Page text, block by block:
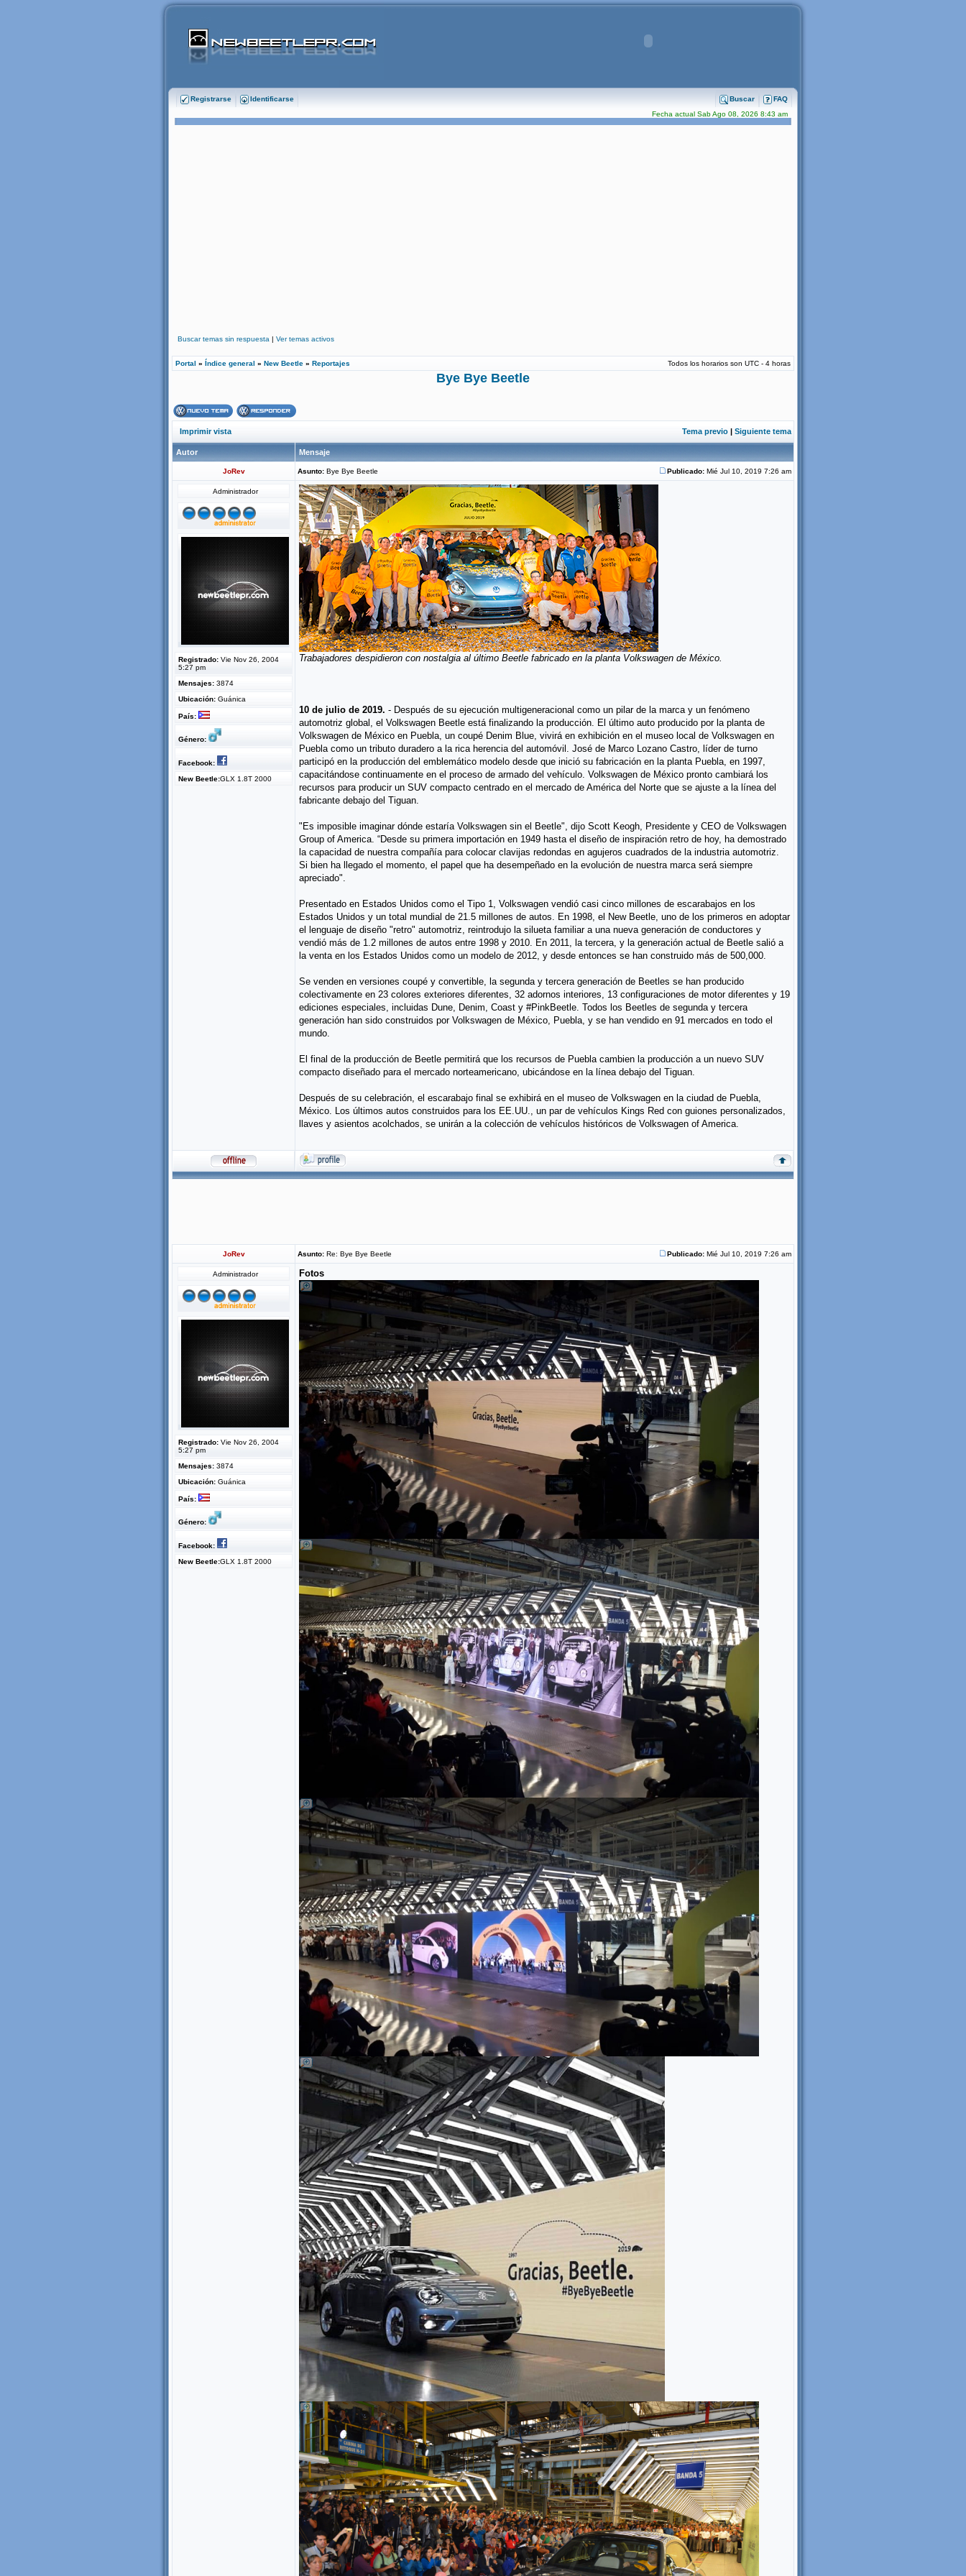
Registrarse Identificarse FAQ
Buscar
Fecha actual Sab Ago 08, 2026 8:43 am
Buscar temas sin respuesta | Ver temas activos
Portal » Índice general » New Beetle » Reportajes Todos los horarios son UTC - 4 horas
Bye Bye Beetle
Imprimir vista Tema previo | Siguiente tema
Autor Mensaje
JoRev Asunto: Bye Bye Beetle Publicado: Mié Jul 10, 2019 7:26 am
Administrador
Registrado: Vie Nov 26, 2004
5:27 pm
Mensajes: 3874
Ubicación: Guánica
País:
Género:
Facebook:
New Beetle:GLX 1.8T 2000
Trabajadores despidieron con nostalgia al último Beetle fabricado en la planta Volkswagen de México.
10 de julio de 2019. - Después de su ejecución multigeneracional como un pilar de la marca y un fenómeno
automotriz global, el Volkswagen Beetle está finalizando la producción. El último auto producido por la planta de
Volkswagen de México en Puebla, un coupé Denim Blue, vivirá en exhibición en el museo local de Volkswagen en
Puebla como un tributo duradero a la rica herencia del automóvil. José de Marco Lozano Castro, líder de turno
participó en la producción del emblemático modelo desde que inició su fabricación en la planta Puebla, en 1997,
capacitándose continuamente en el proceso de armado del vehículo. Volkswagen de México pronto cambiará los
recursos para producir un SUV compacto centrado en el mercado de América del Norte que se ajuste a la línea del
fabricante debajo del Tiguan.
"Es imposible imaginar dónde estaría Volkswagen sin el Beetle", dijo Scott Keogh, Presidente y CEO de Volkswagen
Group of America. “Desde su primera importación en 1949 hasta el diseño de inspiración retro de hoy, ha demostrado
la capacidad de nuestra compañía para colocar clavijas redondas en agujeros cuadrados de la industria automotriz.
Si bien ha llegado el momento, el papel que ha desempeñado en la evolución de nuestra marca será siempre
apreciado".
Presentado en Estados Unidos como el Tipo 1, Volkswagen vendió casi cinco millones de escarabajos en los
Estados Unidos y un total mundial de 21.5 millones de autos. En 1998, el New Beetle, uno de los primeros en adoptar
el lenguaje de diseño "retro" automotriz, reintrodujo la silueta familiar a una nueva generación de conductores y
vendió más de 1.2 millones de autos entre 1998 y 2010. En 2011, la tercera, y la generación actual de Beetle salió a
la venta en los Estados Unidos como un modelo de 2012, y desde entonces se han construido más de 500,000.
Se venden en versiones coupé y convertible, la segunda y tercera generación de Beetles se han producido
colectivamente en 23 colores exteriores diferentes, 32 adornos interiores, 13 configuraciones de motor diferentes y 19
ediciones especiales, incluidas Dune, Denim, Coast y #PinkBeetle. Todos los Beetles de segunda y tercera
generación han sido construidos por Volkswagen de México, Puebla, y se han vendido en 91 mercados en todo el
mundo.
El final de la producción de Beetle permitirá que los recursos de Puebla cambien la producción a un nuevo SUV
compacto diseñado para el mercado norteamericano, ubicándose en la línea debajo del Tiguan.
Después de su celebración, el escarabajo final se exhibirá en el museo de Volkswagen en la ciudad de Puebla,
México. Los últimos autos construidos para los EE.UU., un par de vehículos Kings Red con guiones personalizados,
llaves y asientos acolchados, se unirán a la colección de vehículos históricos de Volkswagen of America.
JoRev Asunto: Re: Bye Bye Beetle Publicado: Mié Jul 10, 2019 7:26 am
Administrador
Registrado: Vie Nov 26, 2004
5:27 pm
Mensajes: 3874
Ubicación: Guánica
País:
Género:
Facebook:
New Beetle:GLX 1.8T 2000
Fotos